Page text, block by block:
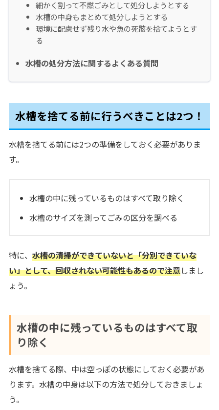
細かく割って不燃ごみとして処分しようとする
水槽の中身もまとめて処分しようとする
環境に配慮せず残り水や魚の死骸を捨てようとす
る
水槽の処分方法に関するよくある質問
水槽を捨てる前に行うべきことは2つ！
水槽を捨てる前には2つの準備をしておく必要がありま
す。
水槽の中に残っているものはすべて取り除く
水槽のサイズを測ってごみの区分を調べる
特に、 水槽の清掃ができていないと「分別できていな
い」として、回収されない可能性もあるので注意しまし
ょう。
水槽の中に残っているものはすべて取
り除く
水槽を捨てる際、中は空っぽの状態にしておく必要があ
ります。水槽の中身は以下の方法で処分しておきましょ
う。